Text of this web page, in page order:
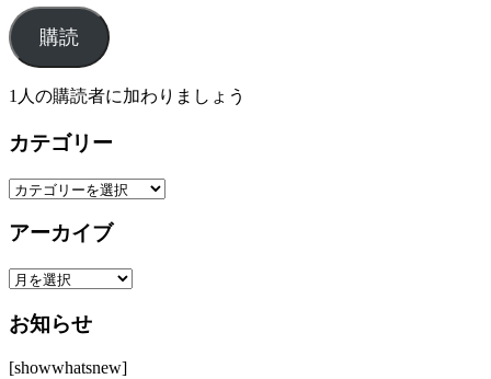
ル
ア
ド
レ
購読
1人の購読者に加わりましょう
カテゴリー
カ
ゴ
ー
アーカイブ
ア
カ
ブ
お知らせ
[showwhatsnew]